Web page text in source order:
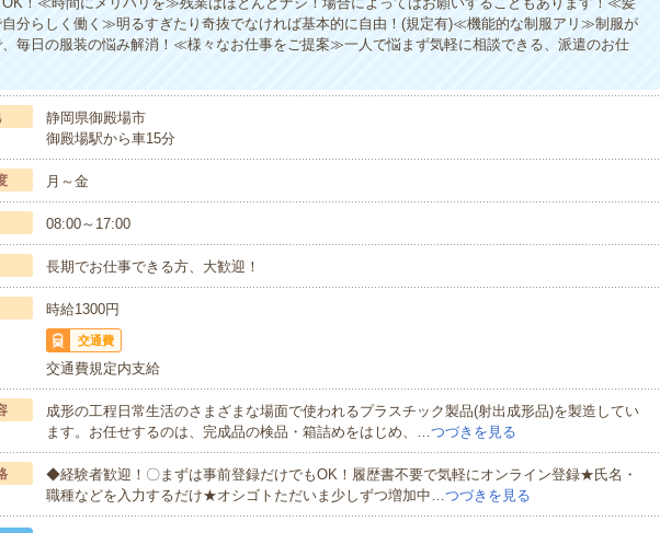
自分らしく働く≫明るすぎたり奇抜でなければ基本的に自由！(規定有)≪機能的な制服アリ≫制服が
毎日の服装の悩み解消！≪様々なお仕事をご提案≫一人で悩まず気軽に相談できる、派遣のお仕
静岡県御殿場市
御殿場駅から車15分
月～金
08:00～17:00
長期でお仕事できる方、大歓迎！
時給1300円
交通費
交通費規定内支給
成形の工程日常生活のさまざまな場面で使われるプラスチック製品(射出成形品)を製造してい
ます。お任せするのは、完成品の検品・箱詰めをはじめ、…つづきを見る
◆経験者歓迎！〇まずは事前登録だけでもOK！履歴書不要で気軽にオンライン登録★氏名・
職種などを入力するだけ★オシゴトただいま少しずつ増加中…つづきを見る